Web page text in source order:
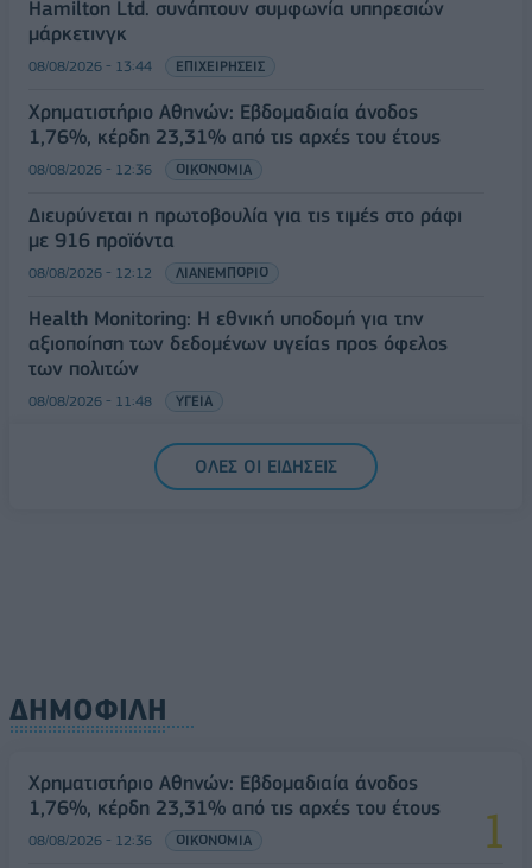
Hamilton Ltd. συνάπτουν συμφωνία υπηρεσιών
μάρκετινγκ
08/08/2026 - 13:44 ΕΠΙΧΕΙΡΗΣΕΙΣ
Χρηματιστήριο Αθηνών: Εβδομαδιαία άνοδος
1,76%, κέρδη 23,31% από τις αρχές του έτους
08/08/2026 - 12:36 ΟΙΚΟΝΟΜΙΑ
Διευρύνεται η πρωτοβουλία για τις τιμές στο ράφι
με 916 προϊόντα
08/08/2026 - 12:12 ΛΙΑΝΕΜΠΟΡΙΟ
Health Monitoring: Η εθνική υποδομή για την
αξιοποίηση των δεδομένων υγείας προς όφελος
των πολιτών
08/08/2026 - 11:48 ΥΓΕΙΑ
Ελληνική Αναπτυξιακή Τράπεζα: Με «προίκα» 2 δισ.
ευρώ ανοίγει δρόμο για δάνεια έως 5 δισ. σε
ΟΛΕΣ ΟΙ ΕΙΔΗΣΕΙΣ
ΔΗΜΟΦΙΛΗ
Χρηματιστήριο Αθηνών: Εβδομαδιαία άνοδος
1,76%, κέρδη 23,31% από τις αρχές του έτους
08/08/2026 - 12:36 ΟΙΚΟΝΟΜΙΑ